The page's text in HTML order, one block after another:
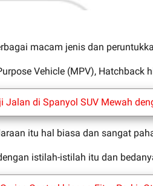
macam jenis dan
Vehicle (MPV), Hatchback
Jalan di Spanyol SUV Mewah
itu hal biasa dan sangat
istilah-istilah itu dan